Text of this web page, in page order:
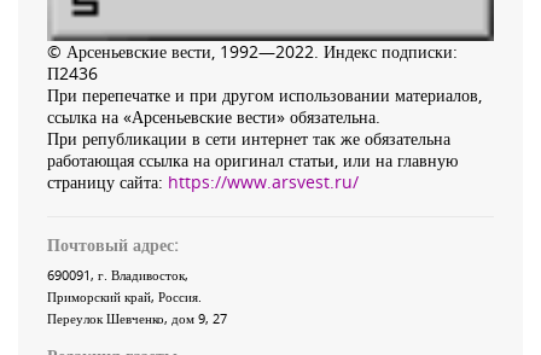
© Арсеньевские вести, 1992—2022. Индекс подписки:
П2436
При перепечатке и при другом использовании материалов,
ссылка на «Арсеньевские вести» обязательна.
При републикации в сети интернет так же обязательна
работающая ссылка на оригинал статьи, или на главную
страницу сайта: https://www.arsvest.ru/
Почтовый адрес:
690091, г. Владивосток,
Приморский край, Россия
Переулок Шевченко, дом 9, 27